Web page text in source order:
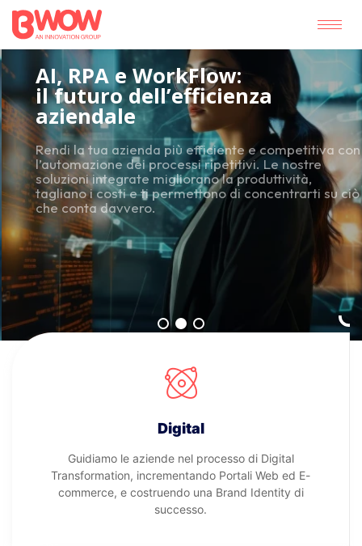
AI, RPA e WorkFlow:
il futuro dell’efficienza
aziendale
Rendi la tua azienda più efficiente e competitiva con
l’automazione dei processi ripetitivi. Le nostre
soluzioni integrate migliorano la produttività,
tagliano i costi e ti permettono di concentrarti su ciò
che conta davvero.
Digital
Guidiamo le aziende nel processo di Digital
Transformation, incrementando Portali Web ed E-
commerce, e costruendo una Brand Identity di
successo.